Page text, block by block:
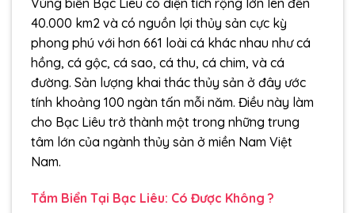
40.000 km2 và có nguồn lợi thủy sản cực kỳ
phong phú với hơn 661 loài cá khác nhau như cá
hồng, cá gộc, cá sao, cá thu, cá chim, và cá
đường. Sản lượng khai thác thủy sản ở đây ước
tính khoảng 100 ngàn tấn mỗi năm. Điều này làm
cho Bạc Liêu trở thành một trong những trung
tâm lớn của ngành thủy sản ở miền Nam Việt
Nam.
Tắm Biển Tại Bạc Liêu: Có Được Không ?